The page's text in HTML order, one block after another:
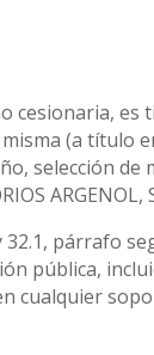
cesionaria,
(a título
selección
párrafo
pública,
cualquier